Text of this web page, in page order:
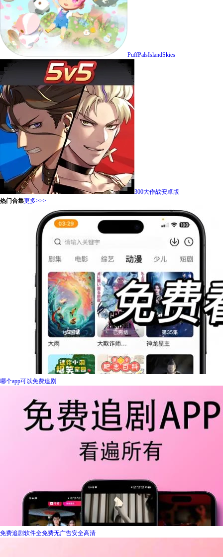
PuffPalsIslandSkies
300大作战安卓版
热门合集更多>>>
哪个app可以免费追剧
免费追剧软件全免费无广告安全高清